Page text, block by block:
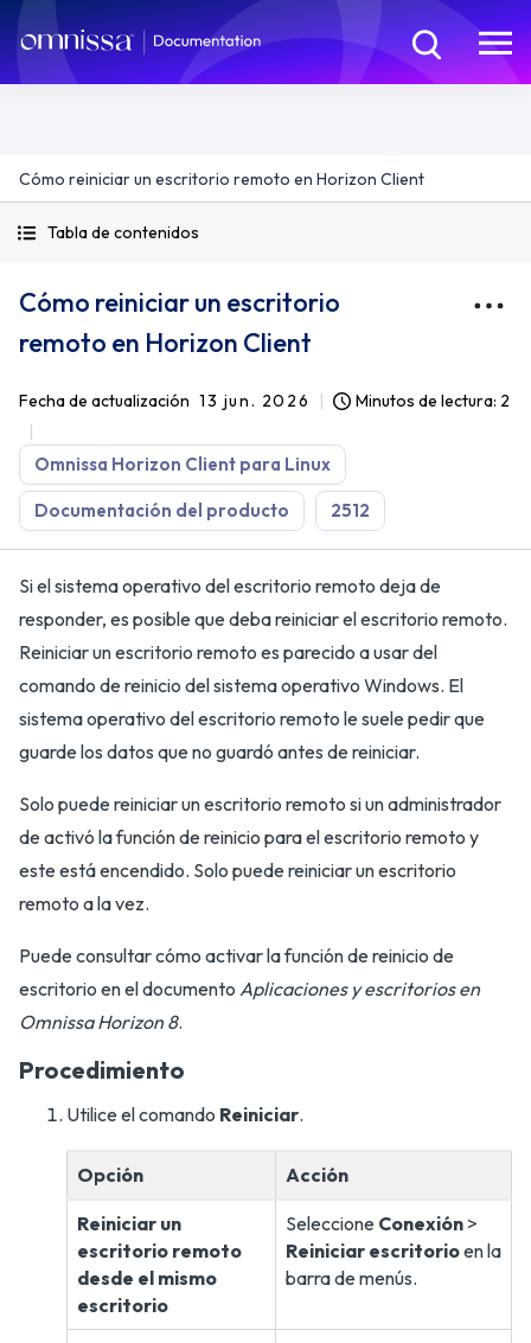
Cómo reiniciar un escritorio remoto en Horizon Client
Tabla de contenidos
Cómo reiniciar un escritorio
remoto en Horizon Client
Fecha de actualización 13 jun. 2026 Minutos de lectura: 2
Omnissa Horizon Client para Linux
Documentación del producto 2512
Si el sistema operativo del escritorio remoto deja de
responder, es posible que deba reiniciar el escritorio remoto.
Reiniciar un escritorio remoto es parecido a usar del
comando de reinicio del sistema operativo Windows. El
sistema operativo del escritorio remoto le suele pedir que
guarde los datos que no guardó antes de reiniciar.
Solo puede reiniciar un escritorio remoto si un administrador
de activó la función de reinicio para el escritorio remoto y
este está encendido. Solo puede reiniciar un escritorio
remoto a la vez.
Puede consultar cómo activar la función de reinicio de
escritorio en el documento Aplicaciones y escritorios en
Omnissa Horizon 8.
Procedimiento
Utilice el comando Reiniciar.
Opción Acción
Reiniciar un
escritorio remoto
desde el mismo
escritorio
Seleccione Conexión >
Reiniciar escritorioen la
barra de menús.